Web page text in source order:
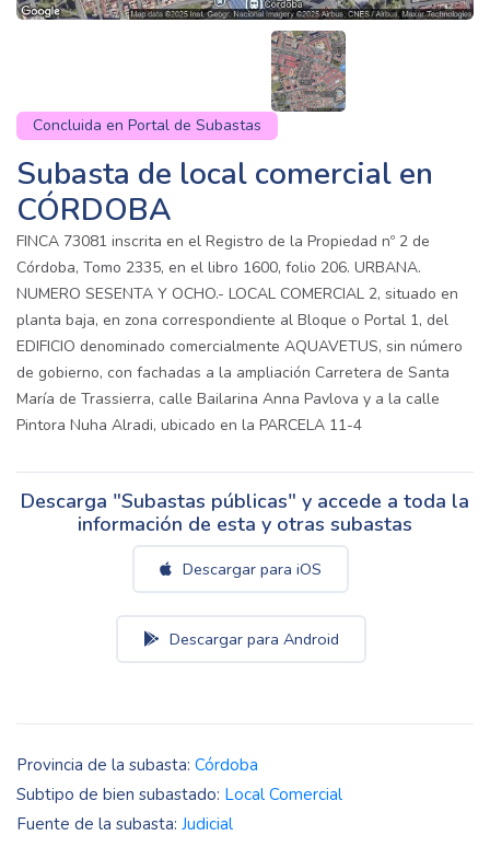
Concluida en Portal de Subastas
Subasta de local comercial en
CÓRDOBA
FINCA 73081 inscrita en el Registro de la Propiedad nº 2 de
Córdoba, Tomo 2335, en el libro 1600, folio 206. URBANA.
NUMERO SESENTA Y OCHO.- LOCAL COMERCIAL 2, situado en
planta baja, en zona correspondiente al Bloque o Portal 1, del
EDIFICIO denominado comercialmente AQUAVETUS, sin número
de gobierno, con fachadas a la ampliación Carretera de Santa
María de Trassierra, calle Bailarina Anna Pavlova y a la calle
Pintora Nuha Alradi, ubicado en la PARCELA 11-4
Descarga "Subastas públicas" y accede a toda la
información de esta y otras subastas
Descargar para iOS
Descargar para Android
Provincia de la subasta: Córdoba
Subtipo de bien subastado: Local Comercial
Fuente de la subasta: Judicial